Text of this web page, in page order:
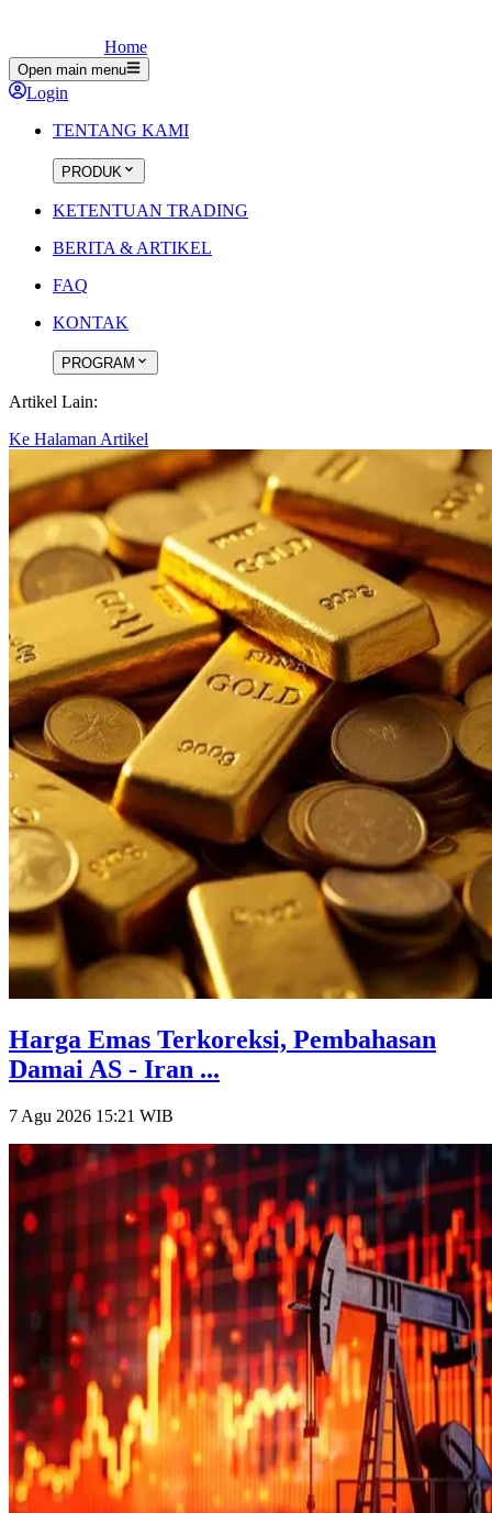
Home
Open main menu
Login
TENTANG KAMI
PRODUK
KETENTUAN TRADING
BERITA & ARTIKEL
FAQ
KONTAK
PROGRAM
Artikel Lain:
Ke Halaman Artikel
Harga Emas Terkoreksi, Pembahasan
Damai AS - Iran ...
7 Agu 2026 15:21 WIB